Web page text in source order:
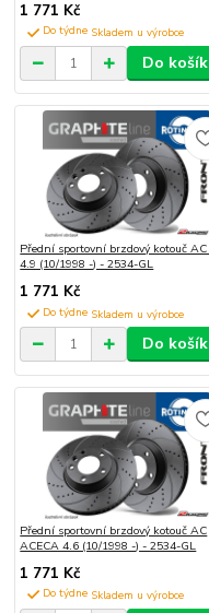
1 771 Kč
Do týdne
Do
Přední sportovní brzdový kotouč AC
4.9 (10/1998 -) - 2534-GL
1 771 Kč
Do týdne
Do
Přední sportovní brzdový kotouč AC
ACECA 4.6 (10/1998 -) - 2534-GL
1 771 Kč
Do týdne